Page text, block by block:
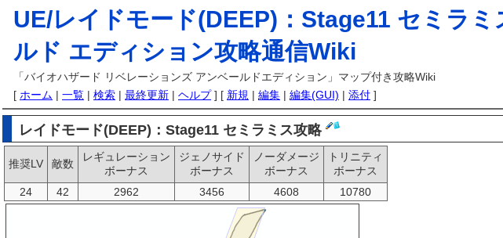
UE/レイドモード(DEEP)：Stage11 セミラ
ルド エディション攻略通信Wiki
「バイオハザード リベレーションズ アンベールドエディション」マップ付き攻略Wiki
[ ホーム | 一覧 | 検索 | 最終更新 | ヘルプ] [ 新規 | 編集 | 編集(GUI) | 添付 ]
レイドモード(DEEP)：Stage11 セミラミス攻略
推奨LV 敵数
レギュレーション
ボーナス
ジェノサイド
ボーナス
ノーダメージ
ボーナス
トリニティ
ボーナス
24
42 2962 3456 4608 10780